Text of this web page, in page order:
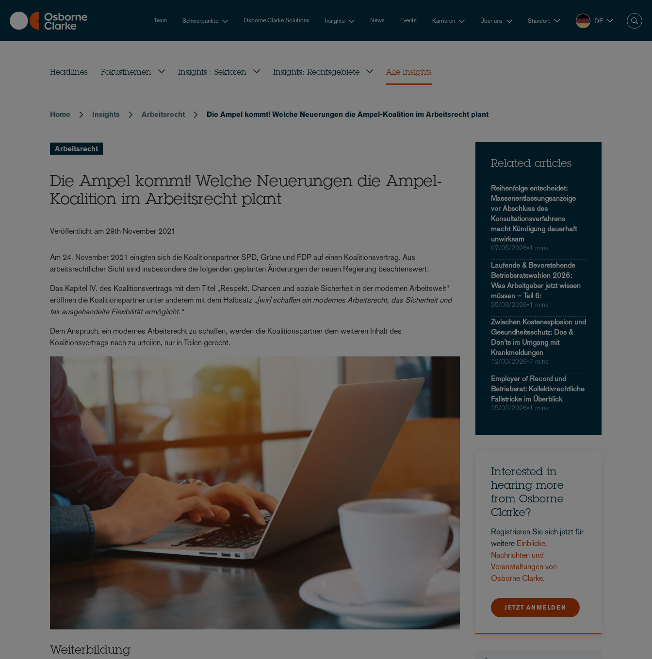
main
content
Team Schwerpunkte Osborne Clarke Solutions Insights News Events Karrieren Über uns Standort DE
Headlines Fokusthemen Insights : Sektoren Insights: Rechtsgebiete Alle Insights
Breadcrumb
Home Insights Arbeitsrecht Die Ampel kommt! Welche Neuerungen die Ampel-Koalition im Arbeitsrecht plant
Arbeitsrecht
Die Ampel kommt! Welche Neuerungen die Ampel-
Koalition im Arbeitsrecht plant
Veröffentlicht am 29th November 2021
Am 24. November 2021 einigten sich die Koalitionspartner SPD, Grüne und FDP auf einen Koalitionsvertrag. Aus
arbeitsrechtlicher Sicht sind insbesondere die folgenden geplanten Änderungen der neuen Regierung beachtenswert:
Das Kapitel IV. des Koalitionsvertrags mit dem Titel „Respekt, Chancen und soziale Sicherheit in der modernen Arbeitswelt“
eröffnen die Koalitionspartner unter anderem mit dem Halbsatz „[wir] schaffen ein modernes Arbeitsrecht, das Sicherheit und
fair ausgehandelte Flexibilität ermöglicht.“
Dem Anspruch, ein modernes Arbeitsrecht zu schaffen, werden die Koalitionspartner dem weiteren Inhalt des
Koalitionsvertrags nach zu urteilen, nur in Teilen gerecht.
Weiterbildung
Related articles
Reihenfolge entscheidet:
Massenentlassungsanzeige
vor Abschluss des
Konsultationsverfahrens
macht Kündigung dauerhaft
unwirksam
07/05/2026•1 mins
Laufende & Bevorstehende
Betriebsratswahlen 2026:
Was Arbeitgeber jetzt wissen
müssen – Teil 6:
25/03/2026•1 mins
Zwischen Kostenexplosion und
Gesundheitsschutz: Dos &
Don’ts im Umgang mit
Krankmeldungen
12/03/2026•7 mins
Employer of Record und
Betriebsrat: Kollektivrechtliche
Fallstricke im Überblick
25/02/2026•1 mins
Interested in
hearing more
from Osborne
Clarke?
Registrieren Sie sich jetzt für
weitere Einblicke,
Nachrichten und
Veranstaltungen von
Osborne Clarke.
JETZT ANMELDEN